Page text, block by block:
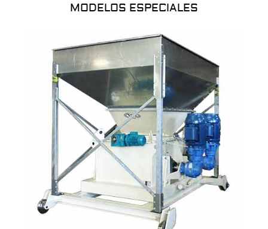
MODELOS ESPECIALES